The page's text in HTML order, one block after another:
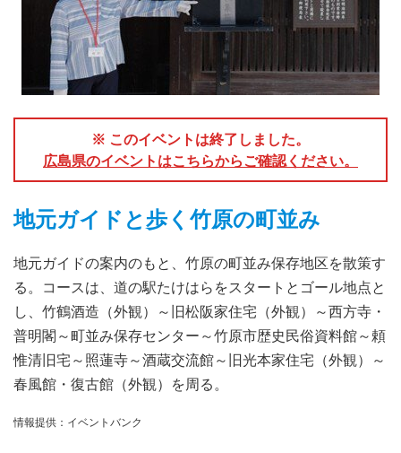
※ このイベントは終了しました。
広島県のイベントはこちらからご確認ください。
地元ガイドと歩く竹原の町並み
地元ガイドの案内のもと、竹原の町並み保存地区を散策す
る。コースは、道の駅たけはらをスタートとゴール地点と
し、竹鶴酒造（外観）～旧松阪家住宅（外観）～西方寺・
普明閣～町並み保存センター～竹原市歴史民俗資料館～頼
惟清旧宅～照蓮寺～酒蔵交流館～旧光本家住宅（外観）～
春風館・復古館（外観）を周る。
情報提供：イベントバンク